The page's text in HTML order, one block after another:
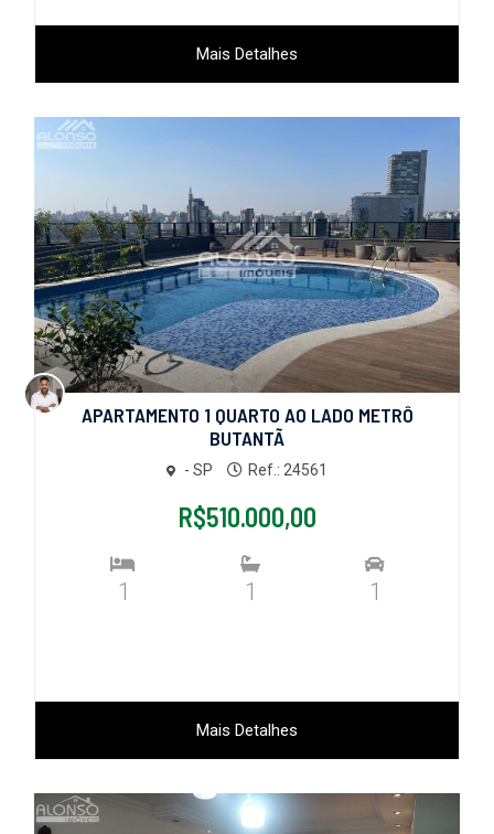
Mais Detalhes
APARTAMENTO 1 QUARTO AO LADO METRÔ
BUTANTÃ
- SP Ref.: 24561
R$510.000,00
1 1 1
Mais Detalhes